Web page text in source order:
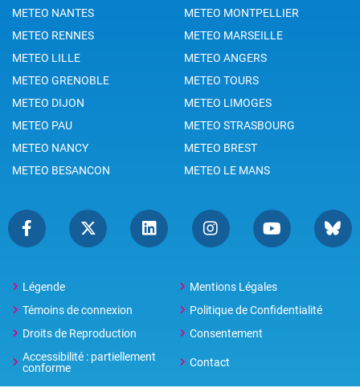
METEO NANTES
METEO MONTPELLIER
METEO RENNES
METEO MARSEILLE
METEO LILLE
METEO ANGERS
METEO GRENOBLE
METEO TOURS
METEO DIJON
METEO LIMOGES
METEO PAU
METEO STRASBOURG
METEO NANCY
METEO BREST
METEO BESANCON
METEO LE MANS
Légende
Mentions Légales
Témoins de connexion
Politique de Confidentialité
Droits de Reproduction
Consentement
Accessibilité : partiellement
conforme
Contact